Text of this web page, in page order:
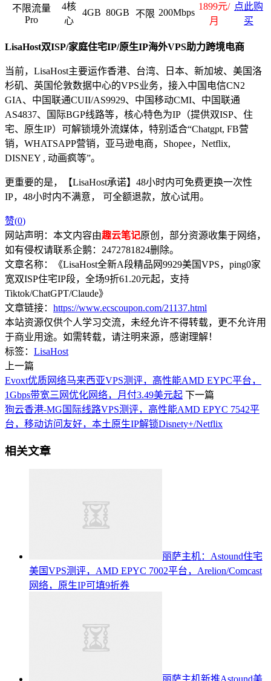
不限流量
Pro
4核
心
4GB 80GB 不限 200Mbps
1899元/
月
点此购
买
LisaHost双ISP/家庭住宅IP/原生IP海外VPS助力跨境电商
当前，LisaHost主要运作香港、台湾、日本、新加坡、美国洛
杉矶、英国伦敦数据中心的VPS业务，接入中国电信CN2
GIA、中国联通CUII/AS9929、中国移动CMI、中国联通
AS4837、国际BGP线路等，核心特色为IP（提供双ISP、住
宅、原生IP）可解锁境外流媒体，特别适合“Chatgpt, FB营
销，WHATSAPP营销，亚马逊电商，Shopee，Netflix,
DISNEY , 动画疯等”。
更重要的是，【LisaHost承诺】48小时内可免费更换一次性
IP，48小时内不满意， 可全额退款，放心试用。
赞(0)
网站声明：本文内容由趣云笔记原创，部分资源收集于网络，
如有侵权请联系企鹅：2472781824删除。
文章名称：《LisaHost全新A段精品网9929美国VPS，ping0家
宽双ISP住宅IP段，全场9折61.20元起，支持
Tiktok/ChatGPT/Claude》
文章链接： https://www.ecscoupon.com/21137.html
本站资源仅供个人学习交流，未经允许不得转载，更不允许用
于商业用途。如需转载，请注明来源，感谢理解！
标签： LisaHost
上一篇
Evoxt优质网络马来西亚VPS测评，高性能AMD EYPC平台，
1Gbps带宽三网优化网络，月付3.49美元起 下一篇
狗云香港-MG国际线路VPS测评，高性能AMD EPYC 7542平
台，移动访问友好，本土原生IP解锁Disnety+/Netflix
相关文章
丽萨主机：Astound住宅
美国VPS测评，AMD EPYC 7002平台，Arelion/Comcast
网络，原生IP可填9折券